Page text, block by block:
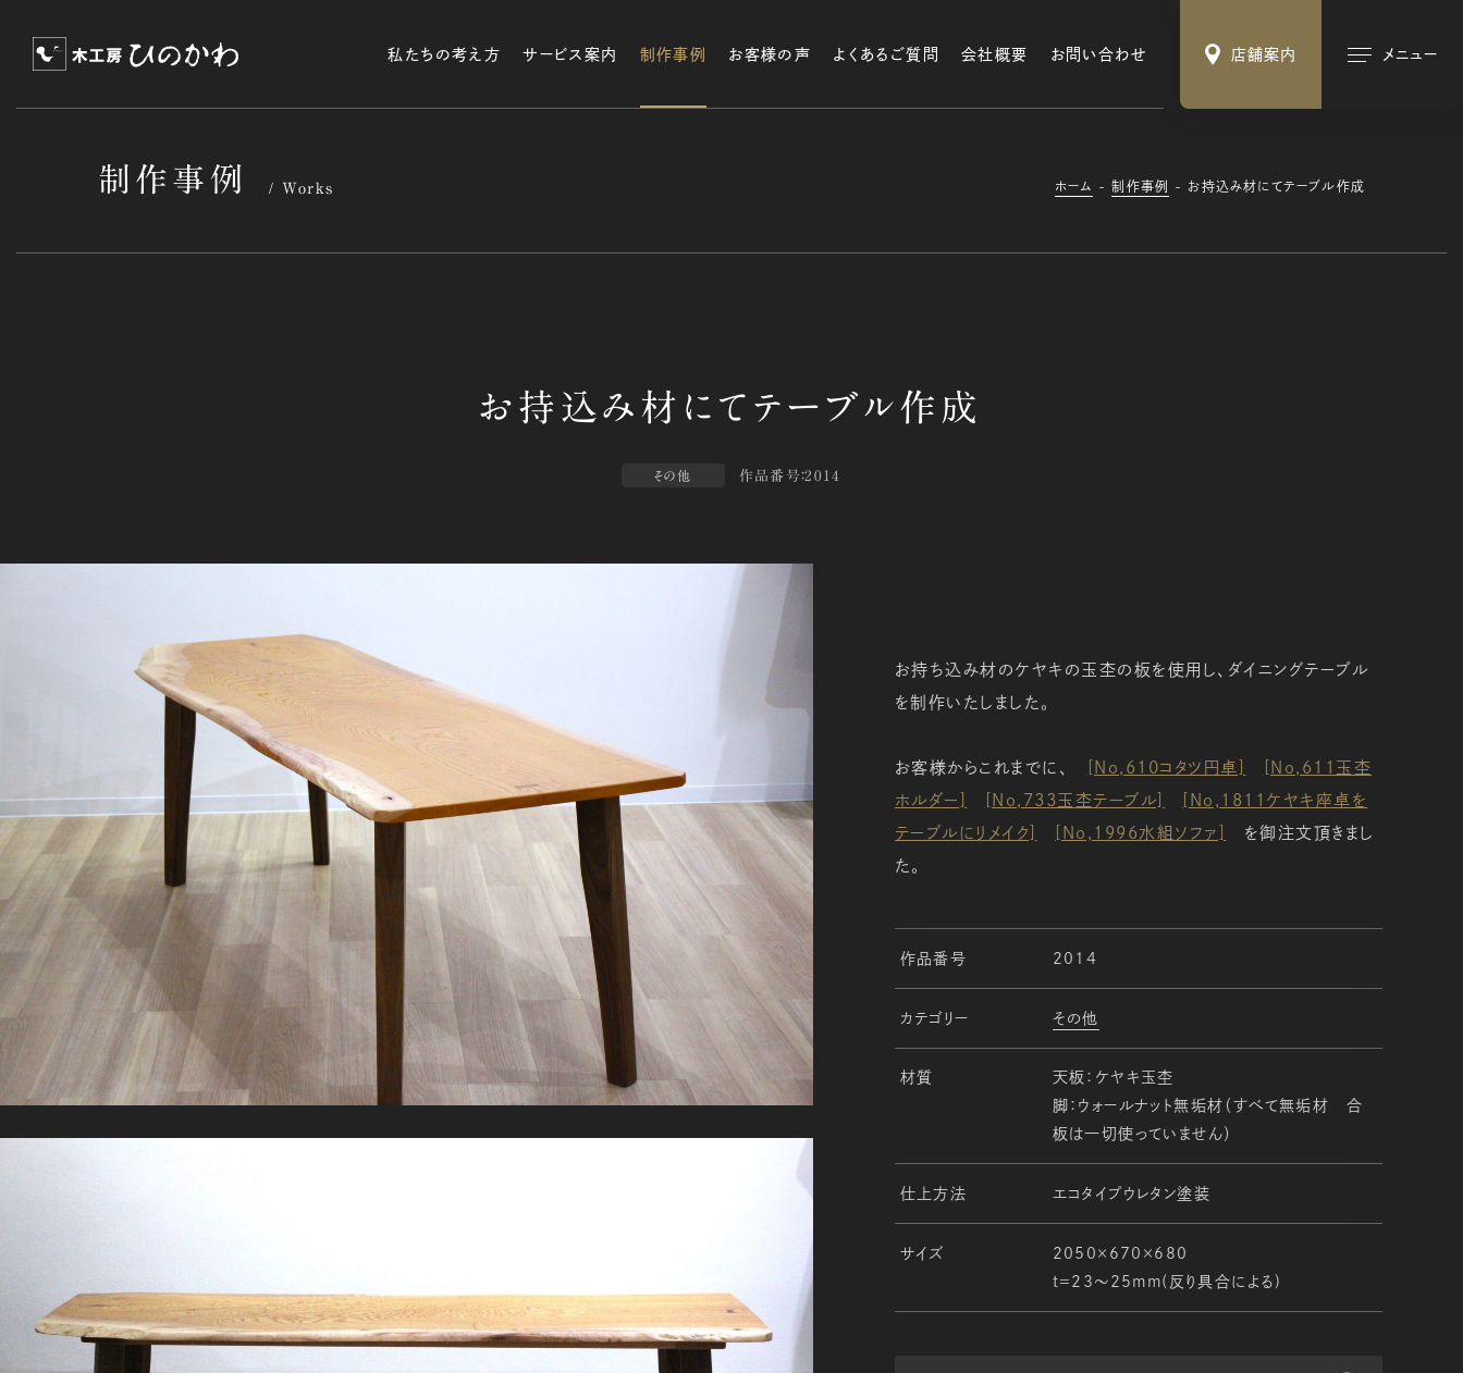
私たちの考え方 サービス案内 制作事例 お客様の声 よくあるご質問 会社概要 お問い合わせ 店舗案内 メニュー
制作事例 Works ホーム 制作事例 お持込み材にてテーブル作成
その他 作品番号：2014
お持ち込み材のケヤキの玉杢の板を使用し、ダイニングテーブル
を制作いたしました。
お客様からこれまでに、 [No,610コタツ円卓] [No,611玉杢
ホルダー] [No,733玉杢テーブル] [No,1811ケヤキ座卓を
テーブルにリメイク] [No,1996水組ソファ] を御注文頂きまし
た。
作品番号 2014
カテゴリー その他
材質 天板：ケヤキ玉杢
脚：ウォールナット無垢材（すべて無垢材 合
板は一切使っていません）
仕上方法 エコタイプウレタン塗装
サイズ 2050×670×680
ｔ＝23～25mm(反り具合による)